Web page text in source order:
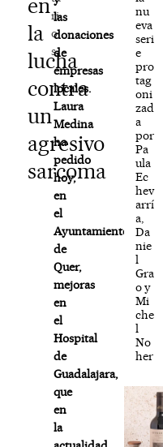
en
la
lucha
contra
un
agresivo
sarcoma
ri
o
s
las
donaciones
de
empresas
locales.
Laura
Medina
ha
pedido
hoy,
en
el
Ayuntamiento
de
Quer,
mejoras
en
el
Hospital
de
Guadalajara,
que
en
la
nu
eva
seri
e
pro
tag
oni
zad
a
por
Pa
ula
Ec
hev
arrí
a,
Da
nie
l
Gra
o y
Mi
che
l
No
her